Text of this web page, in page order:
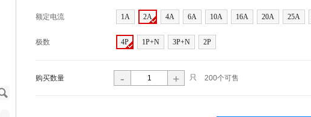
额定电流 1A 2A 4A 6A 10A 16A 20A 25A
极数 4P 1P+N 3P+N 2P
购买数量 - + 只 200个可售